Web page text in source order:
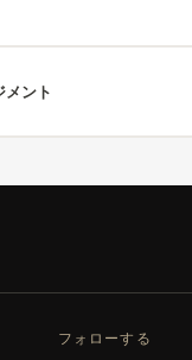
メント
フォローする